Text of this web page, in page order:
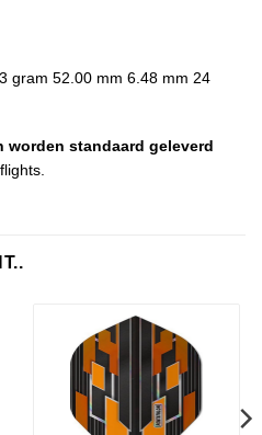
gram 52.00 mm 6.48 mm 24
worden standaard geleverd